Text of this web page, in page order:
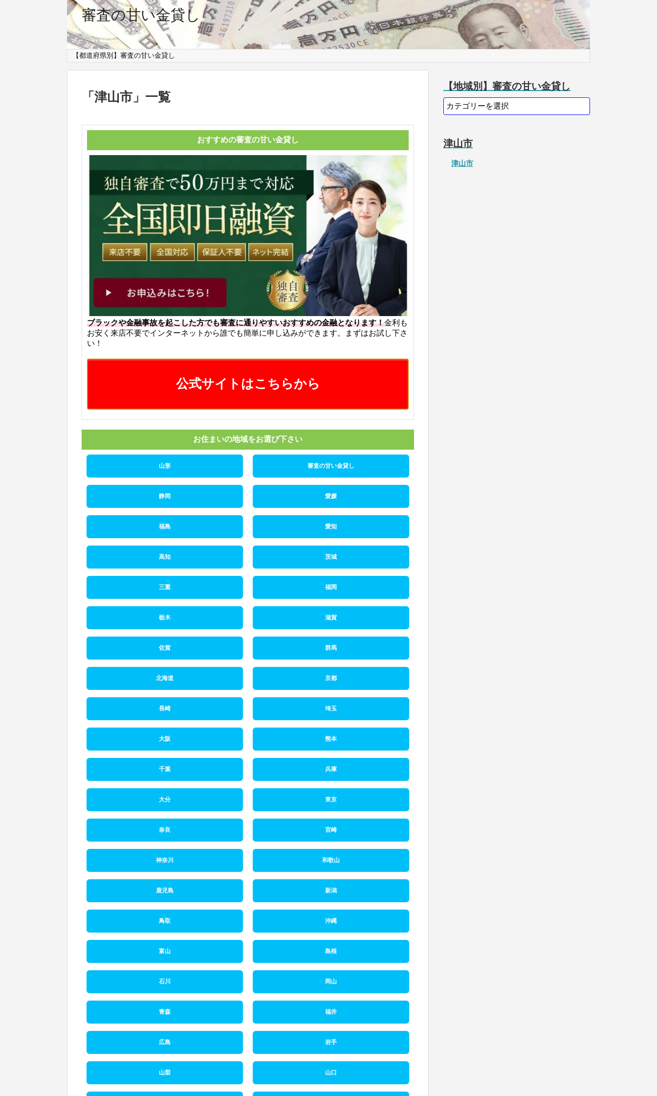
審査の甘い金貸し
【都道府県別】審査の甘い金貸し
「 津山市 」 一覧
おすすめの審査の甘い金貸し
ブラックや金融事故を起こした方でも審査に通りやすいおすすめの金融となります！金利も
お安く来店不要でインターネットから誰でも簡単に申し込みができます。まずはお試し下さ
い！
公式サイトはこちらから
お住まいの地域をお選び下さい
山形 審査の甘い金貸し
静岡 愛媛
福島 愛知
高知 茨城
三重 福岡
栃木 滋賀
佐賀 群馬
北海道 京都
長崎 埼玉
大阪 熊本
千葉 兵庫
大分 東京
奈良 宮崎
神奈川 和歌山
鹿児島 新潟
鳥取 沖縄
富山 島根
石川 岡山
青森 福井
広島 岩手
山梨 山口
【地域別】審査の甘い金貸し
津山市
津山市